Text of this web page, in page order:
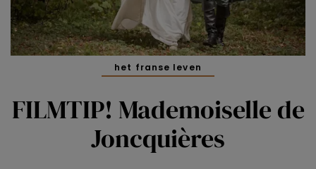
het franse leven
FILMTIP! Mademoiselle de
Joncquières